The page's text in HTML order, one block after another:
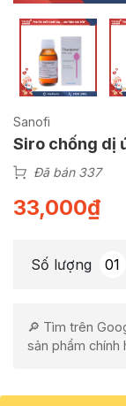
Sanofi
Siro chống dị
Đã bán 337
33,000₫
Số lượng
🔎 Tìm trên
sản phẩm chính